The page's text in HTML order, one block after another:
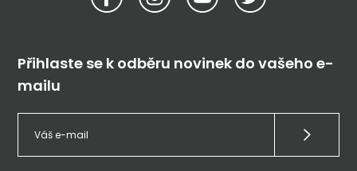
Přihlaste se k odběru novinek do vašeho e-
mailu